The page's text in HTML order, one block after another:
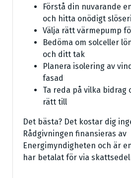
Förstå din nuvarande
och hitta onödigt slöseri
Välja rätt värmepump
Bedöma om solceller
och ditt tak
Planera isolering av
fasad
Ta reda på vilka bidrag
rätt till
Det bästa? Det kostar dig
Rådgivningen finansieras av
Energimyndigheten och är
har betalat för via